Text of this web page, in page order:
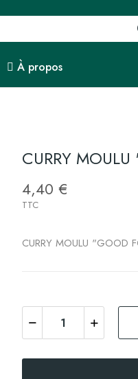
À propos
CURRY
4,40 €
TTC
CURRY MOULU "GOOD